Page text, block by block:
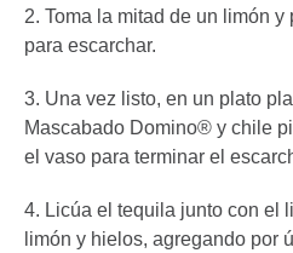
Toma la mitad de un limón
para escarchar.
Una vez listo, en un plato
Mascabado Domino® y chile
el vaso para terminar el
Licúa el tequila junto con el
limón y hielos, agregando por